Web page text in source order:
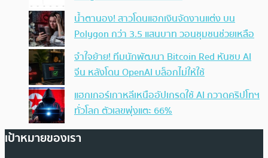
น้ำตานอง! สาวโดนแฮกเงินจัดงานแต่ง บน
Polygon กว่า 3.5 แสนบาท วอนชุมชนช่วยเหลือ
จำใจย้าย! ทีมนักพัฒนา Bitcoin Red หันซบ AI
จีน หลังโดน OpenAI บล็อกไม่ให้ใช้
แฮกเกอร์เกาหลีเหนืออัปเกรดใช้ AI กวาดคริปโทฯ
ทั่วโลก ตัวเลขพุ่งแตะ 66%
เป้าหมายของเรา